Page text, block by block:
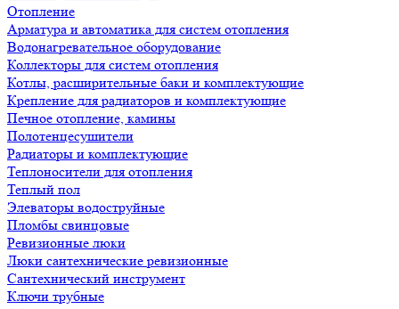
Отопление
Арматура и автоматика для систем отопления
Водонагревательное оборудование
Коллекторы для систем отопления
Котлы, расширительные баки и комплектующие
Крепление для радиаторов и комплектующие
Печное отопление, камины
Полотенцесушители
Радиаторы и комплектующие
Теплоносители для отопления
Теплый пол
Элеваторы водоструйные
Пломбы свинцовые
Ревизионные люки
Люки сантехнические ревизионные
Сантехнический инструмент
Ключи трубные